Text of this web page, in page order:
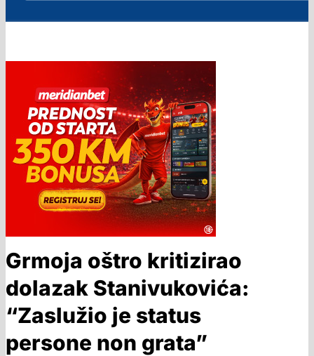
Grmoja oštro kritizirao
dolazak Stanivukovića:
“Zaslužio je status
persone non grata”